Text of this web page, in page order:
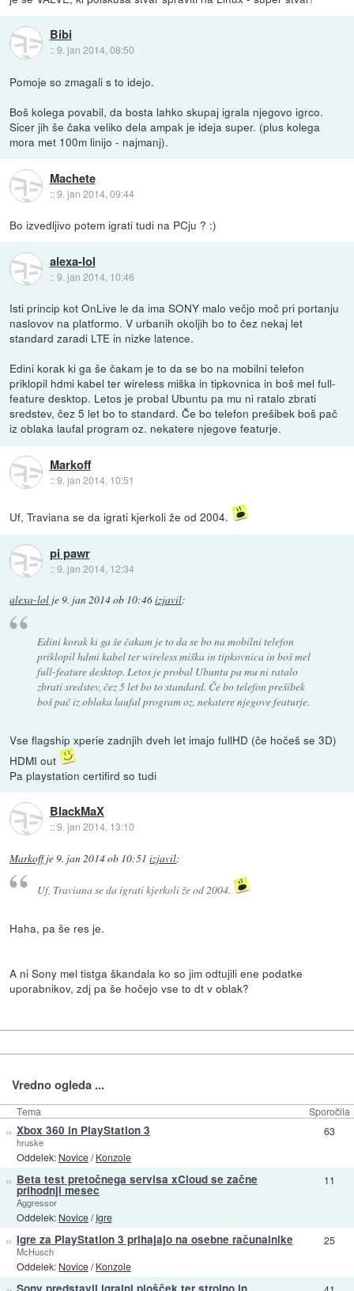
Bibi
::9. jan 2014, 08:50
Pomoje so zmagali s to idejo.
Boš kolega povabil, da bosta lahko skupaj igrala njegovo igrco.
Sicer jih še čaka veliko dela ampak je ideja super. (plus kolega
mora met 100m linijo - najmanj).
Machete
::9. jan 2014, 09:44
Bo izvedljivo potem igrati tudi na PCju ? :)
alexa-lol
::9. jan 2014, 10:46
Isti princip kot OnLive le da ima SONY malo večjo moč pri portanju
naslovov na platformo. V urbanih okoljih bo to čez nekaj let
standard zaradi LTE in nizke latence.
Edini korak ki ga še čakam je to da se bo na mobilni telefon
priklopil hdmi kabel ter wireless miška in tipkovnica in boš mel full-
feature desktop. Letos je probal Ubuntu pa mu ni ratalo zbrati
sredstev, čez 5 let bo to standard. Če bo telefon prešibek boš pač
iz oblaka laufal program oz. nekatere njegove featurje.
Markoff
::9. jan 2014, 10:51
Uf, Traviana se da igrati kjerkoli že od 2004.
pi pawr
::9. jan 2014, 12:34
alexa-lol je9. jan 2014 ob 10:46izjavil:
Edini korak ki ga še čakam je to da se bo na mobilni telefon
priklopil hdmi kabel ter wireless miška in tipkovnica in boš mel
full-feature desktop. Letos je probal Ubuntu pa mu ni ratalo
zbrati sredstev, čez 5 let bo to standard. Če bo telefon prešibek
boš pač iz oblaka laufal program oz. nekatere njegove featurje.
Vse flagship xperie zadnjih dveh let imajo fullHD (če hočeš se 3D)
HDMI out
Pa playstation certifird so tudi
BlackMaX
::9. jan 2014, 13:10
Markoffje9. jan 2014 ob 10:51 izjavil:
Uf, Traviana se da igrati kjerkoli že od 2004.
Haha, pa še res je.
A ni Sony mel tistga škandala ko so jim odtujili ene podatke
uporabnikov, zdj pa še hočejo vse to dt v oblak?
Vredno ogleda ...
Tema Sporočila
» Xbox 360 in PlayStation 3
hruske
Oddelek: Novice/Konzole
63
» Beta test pretočnega servisa xCloud se začne
prihodnji mesec
Aggressor
Oddelek: Novice/Igre
11
» Igre za PlayStation 3 prihajajo na osebne računalnike
McHusch
Oddelek: Novice/Konzole
25
Sony predstavil igralni plošček ter strojno in